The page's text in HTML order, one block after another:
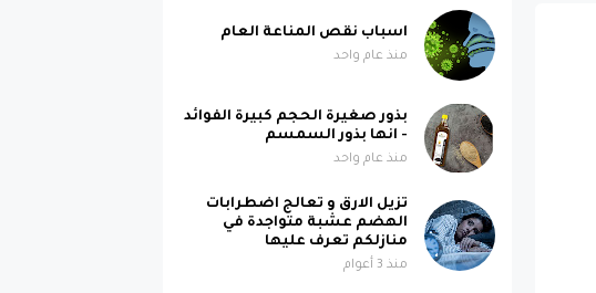
اسباب نقص المناعة العام
منذ عام واحد
بذور صغيرة الحجم كبيرة الفوائد
- انها بذور السمسم
منذ عام واحد
تزيل الارق و تعالج اضطرابات
الهضم عشبة متواجدة في
منازلكم تعرف عليها
منذ 3 أعوام